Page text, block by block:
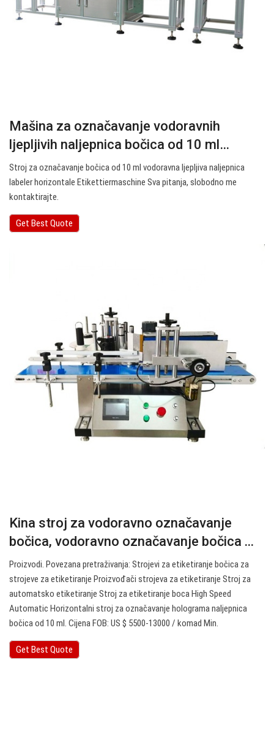
Mašina za označavanje vodoravnih
ljepljivih naljepnica bočica od 10 ml…
Stroj za označavanje bočica od 10 ml vodoravna ljepljiva naljepnica
labeler horizontale Etikettiermaschine Sva pitanja, slobodno me
kontaktirajte.
Get Best Quote
Kina stroj za vodoravno označavanje
bočica, vodoravno označavanje bočica ...
Proizvodi. Povezana pretraživanja: Strojevi za etiketiranje bočica za
strojeve za etiketiranje Proizvođači strojeva za etiketiranje Stroj za
automatsko etiketiranje Stroj za etiketiranje boca High Speed
Automatic Horizontalni stroj za označavanje holograma naljepnica
bočica od 10 ml. Cijena FOB: US $ 5500-13000 / komad Min.
Get Best Quote